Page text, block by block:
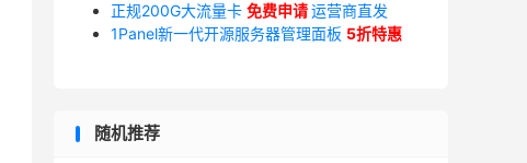
正规200G大流量卡 免费申请运营商直发
1Panel新一代开源服务器管理面板 5折特惠
随机推荐